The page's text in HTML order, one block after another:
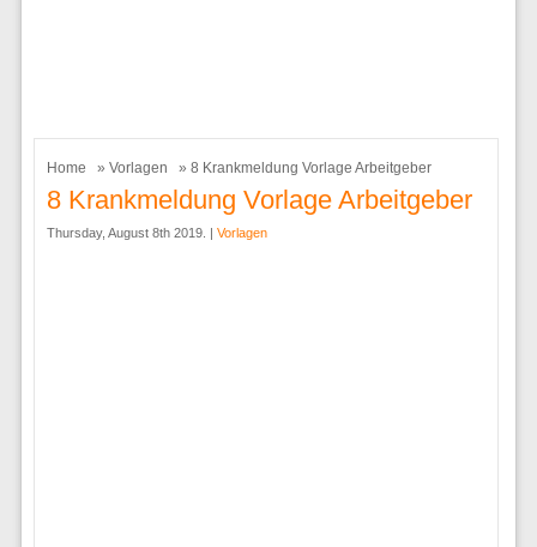
Home » Vorlagen » 8 Krankmeldung Vorlage Arbeitgeber
8 Krankmeldung Vorlage Arbeitgeber
Thursday, August 8th 2019. | Vorlagen